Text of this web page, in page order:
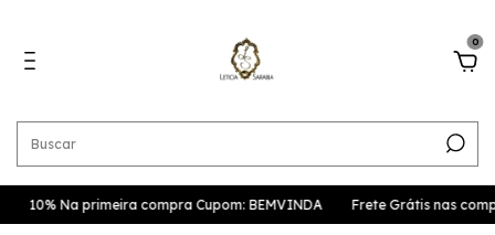
0
Na primeira compra Cupom: BEMVINDA Frete Grátis nas compras